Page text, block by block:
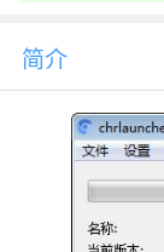
简介